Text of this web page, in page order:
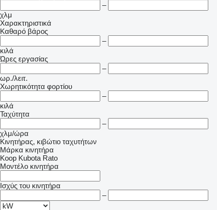
–
χλμ
Χαρακτηριστικά
Καθαρό βάρος
–
κιλά
Ώρες εργασίας
–
ωρ./λειτ.
Χωρητικότητα φορτίου
–
κιλά
Ταχύτητα
–
χλμ/ώρα
Κινητήρας, κιβώτιο ταχυτήτων
Μάρκα κινητήρα
Koop Kubota Rato
Μοντέλο κινητήρα
Ισχύς του κινητήρα
–